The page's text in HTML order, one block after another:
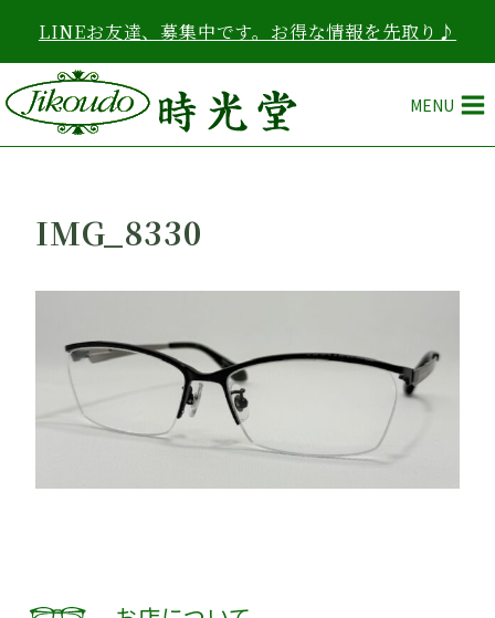
を
ス
キ
ッ
LINEお友達、募集中です。お得な情報を先取り♪
MENU
IMG_8330